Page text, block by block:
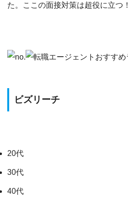
た。ここの面接対策は超役に立つ！
ビズリーチ
20代
30代
40代